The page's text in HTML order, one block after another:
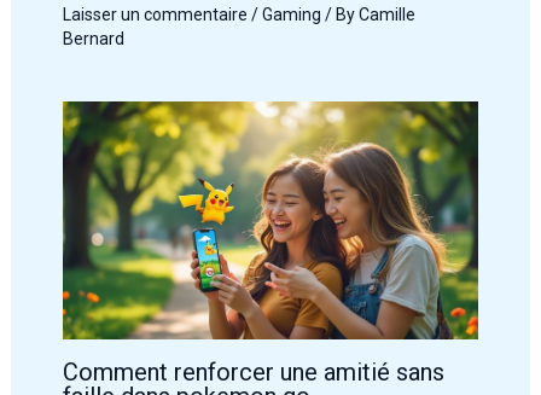
Laisser un commentaire /Gaming / ByCamille
Bernard
Comment renforcer une amitié sans